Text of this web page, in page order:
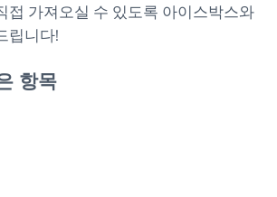
접 가져오실 수 있도록 아이스박스와
립니다!
항목